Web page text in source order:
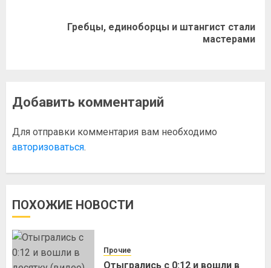
Гребцы, единоборцы и штангист стали
мастерами
Добавить комментарий
Для отправки комментария вам необходимо
авторизоваться.
ПОХОЖИЕ НОВОСТИ
Прочие
Отыгрались с 0:12 и вошли в